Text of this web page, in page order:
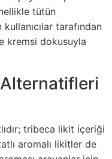
tütün
tarafından
kremsi dokusuyla
tribeca likit içeriği
aromalı likitler de